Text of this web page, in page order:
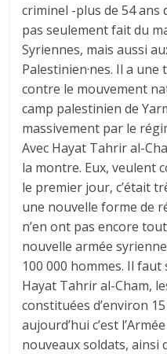
criminel -plus de 54 ans
pas seulement fait du
Syriennes, mais aussi
Palestinien·nes. Il a
contre le mouvement
camp palestinien de
massivement par le
Avec Hayat Tahrir al-
la montre. Eux, veulent
le premier jour, c’était
une nouvelle forme de
n’en ont pas encore
nouvelle armée
100 000 hommes. Il faut
Hayat Tahrir al-Cham,
constituées d’environ
aujourd’hui c’est
nouveaux soldats, ainsi